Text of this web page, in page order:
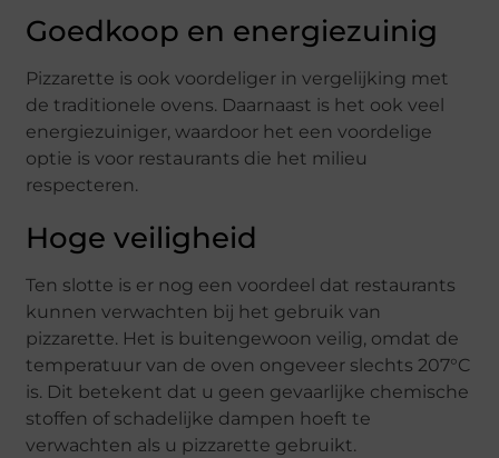
Goedkoop en energiezuinig
Pizzarette is ook voordeliger in vergelijking met
de traditionele ovens. Daarnaast is het ook veel
energiezuiniger, waardoor het een voordelige
optie is voor restaurants die het milieu
respecteren.
Hoge veiligheid
Ten slotte is er nog een voordeel dat restaurants
kunnen verwachten bij het gebruik van
pizzarette. Het is buitengewoon veilig, omdat de
temperatuur van de oven ongeveer slechts 207°C
is. Dit betekent dat u geen gevaarlijke chemische
stoffen of schadelijke dampen hoeft te
verwachten als u pizzarette gebruikt.